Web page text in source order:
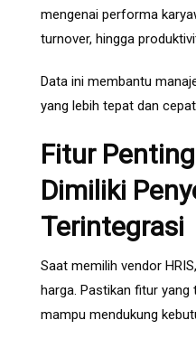
mengenai performa
turnover, hingga
Data ini membantu
yang lebih tepat dan
Fitur
Dimiliki
Terintegrasi
Saat memilih vendor
harga. Pastikan fitur
mampu mendukung